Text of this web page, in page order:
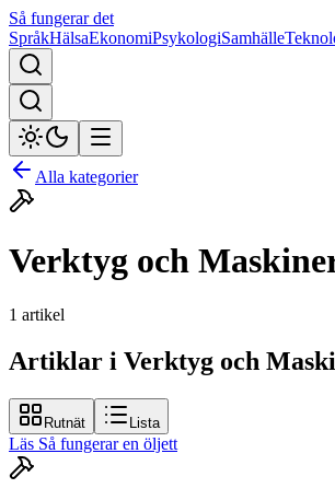
Så fungerar det
SpråkHälsaEkonomiPsykologiSamhälle
Alla kategorier
Verktyg och
1 artikel
Artiklar i Verktyg och
Rutnät Lista
Läs Så fungerar en öljett